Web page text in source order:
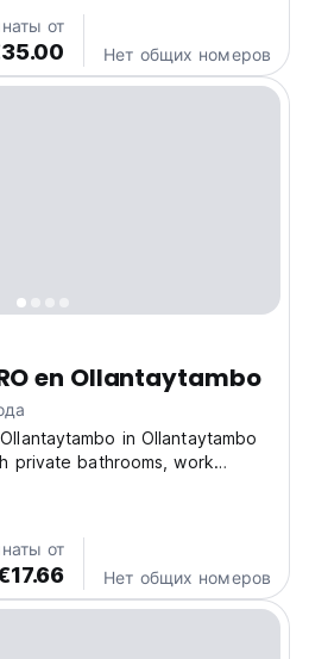
от
Нет общих номеров
en Ollantaytambo
in Ollantaytambo
private bathrooms, work
Guests can relax on the
lounge! Hostel EL VIAJERO...
от
Нет общих номеров